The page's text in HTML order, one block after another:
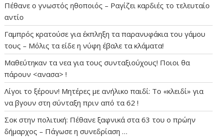
Πέθανε ο γνωστός ηθοποιός – Ραγίζει καρδιές το τελευταίο
αντίο
Γαμπρός κρατούσε για έκπληξη τα παρανυφάκια του γάμου
τους – Μόλις τα είδε η νύφη έβαλε τα κλάματα!
Μαθεύτηκαν τα νεα για τους συνταξιούχους! Ποιοι θα
πάρουν <ανασα> !
Λίγοι το ξέρουν! Μητέρες με ανήλικο παιδί: Το «κλειδί» για
να βγουν στη σύνταξη πριν από τα 62 !
Σοκ στην πολιτική: Πέθανε ξαφνικά στα 63 του ο πρώην
δήμαρχος – Πάγωσε η συνεδρίαση …